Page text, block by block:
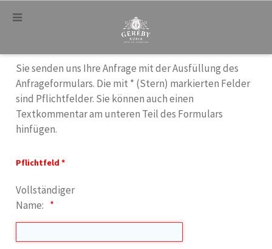
.
Sie senden uns Ihre Anfrage mit der Ausfüllung des
Anfrageformulars. Die mit * (Stern) markierten Felder
sind Pflichtfelder. Sie können auch einen
Textkommentar am unteren Teil des Formulars
hinfügen.
Pflichtfeld *
Vollständiger
Name: